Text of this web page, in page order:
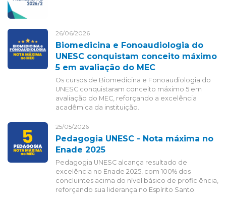
26/06/2026
Biomedicina e Fonoaudiologia do
UNESC conquistam conceito máximo
5 em avaliação do MEC
Os cursos de Biomedicina e Fonoaudiologia do
UNESC conquistaram conceito máximo 5 em
avaliação do MEC, reforçando a excelência
acadêmica da instituição.
25/05/2026
Pedagogia UNESC - Nota máxima no
Enade 2025
Pedagogia UNESC alcança resultado de
excelência no Enade 2025, com 100% dos
concluintes acima do nível básico de proficiência,
reforçando sua liderança no Espírito Santo.